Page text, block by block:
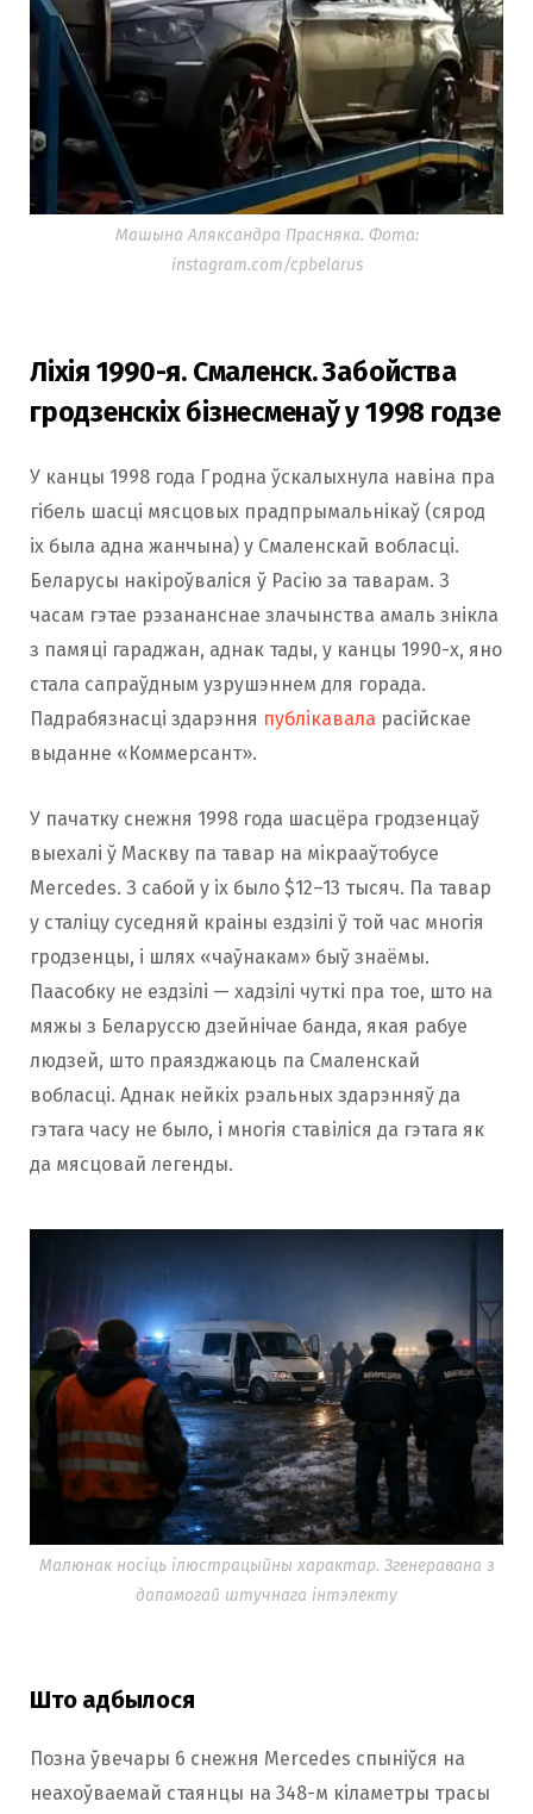
Машына Аляксандра Прасняка. Фота:
instagram.com/cpbelarus
Ліхія 1990-я. Смаленск. Забойства
гродзенскіх бізнесменаў у 1998 годзе
У канцы 1998 года Гродна ўскалыхнула навіна пра
гібель шасці мясцовых прадпрымальнікаў (сярод
іх была адна жанчына) у Смаленскай вобласці.
Беларусы накіроўваліся ў Расію за таварам. З
часам гэтае рэзананснае злачынства амаль знікла
з памяці гараджан, аднак тады, у канцы 1990-х, яно
стала сапраўдным узрушэннем для горада.
Падрабязнасці здарэння публікавала расійскае
выданне «Коммерсант».
У пачатку снежня 1998 года шасцёра гродзенцаў
выехалі ў Маскву па тавар на мікрааўтобусе
Mercedes. З сабой у іх было $12–13 тысяч. Па тавар
у сталіцу суседняй краіны ездзілі ў той час многія
гродзенцы, і шлях «чаўнакам» быў знаёмы.
Паасобку не ездзілі — хадзілі чуткі пра тое, што на
мяжы з Беларуссю дзейнічае банда, якая рабуе
людзей, што праязджаюць па Смаленскай
вобласці. Аднак нейкіх рэальных здарэнняў да
гэтага часу не было, і многія ставіліся да гэтага як
да мясцовай легенды.
Малюнак носіць ілюстрацыйны характар. Згенеравана з
дапамогай штучнага інтэлекту
Што адбылося
Позна ўвечары 6 снежня Mercedes спыніўся на
неахоўваемай стаянцы на 348-м кіламетры трасы